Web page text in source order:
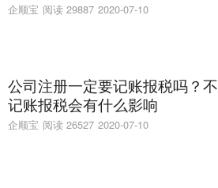
企顺宝 阅读 29887 2020-07-10
公司注册一定要记账报税吗？不
记账报税会有什么影响
企顺宝 阅读 26527 2020-07-10